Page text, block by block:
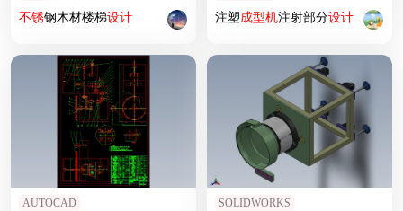
不锈钢木材楼梯设计 注塑成型机注射部分设计
AUTOCAD SOLIDWORKS